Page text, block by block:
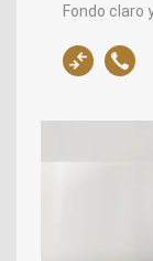
Fondo claro